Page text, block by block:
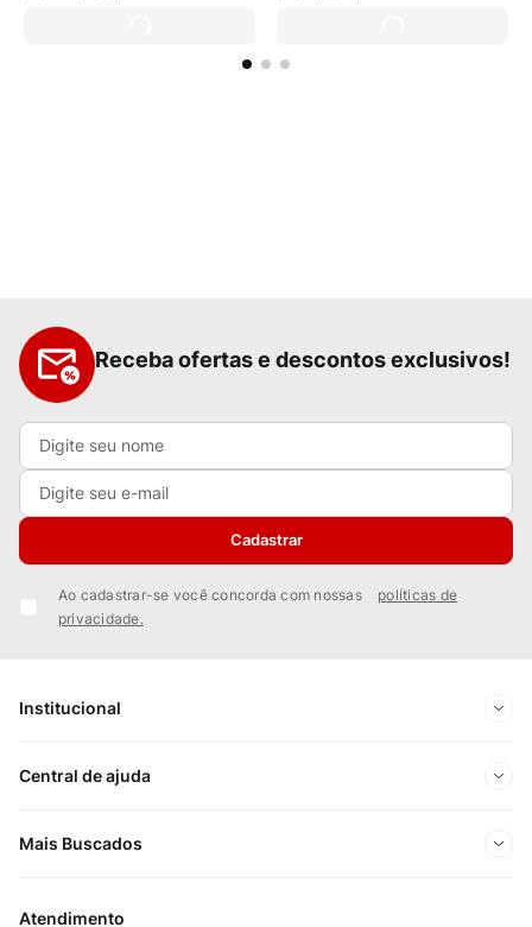
Receba ofertas e descontos exclusivos!
Cadastrar
Ao cadastrar-se você concorda com nossas
políticas de
privacidade.
Institucional
Sobre Nós
Privacidade e Segurança
Central de ajuda
Minha conta
Mais Buscados
Atendimento